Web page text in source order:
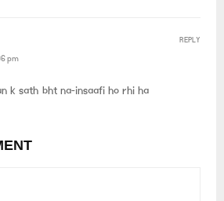
pm
k sath bht na-insaafi ho rhi ha
REPLY